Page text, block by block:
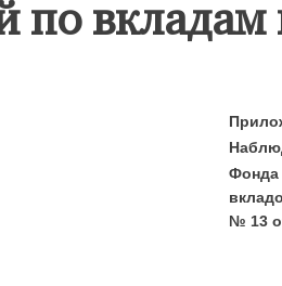
по вкладам
Фонда
№ 13